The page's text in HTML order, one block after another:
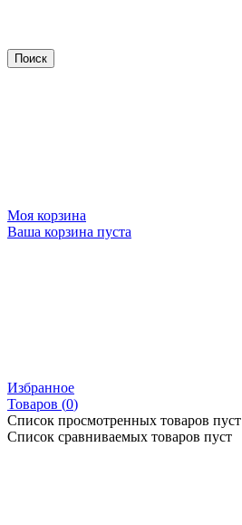
Моя корзина
Ваша корзина пуста
Избранное
Товаров (0)
Список просмотренных товаров пуст
Список сравниваемых товаров пуст